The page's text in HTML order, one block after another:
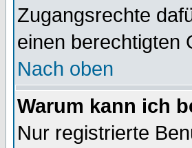
Zugangsrechte
einen berechtigten
Nach oben
Warum kann ich
Nur registrierte